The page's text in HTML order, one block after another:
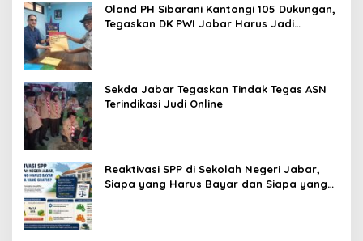
Oland PH Sibarani Kantongi 105 Dukungan,
Tegaskan DK PWI Jabar Harus Jadi
Sekda Jabar Tegaskan Tindak Tegas ASN
Terindikasi Judi Online
Reaktivasi SPP di Sekolah Negeri Jabar,
Siapa yang Harus Bayar dan Siapa yang